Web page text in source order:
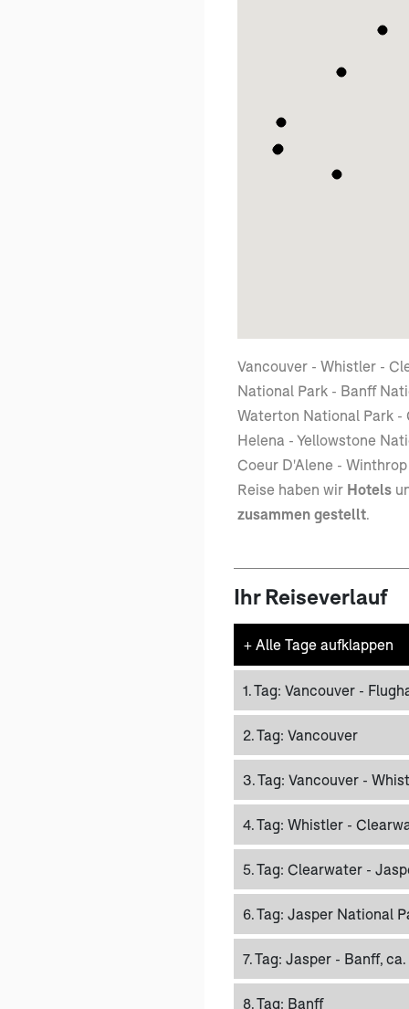
Vancouver - Whistler -
National Park - Banff
Waterton National Park -
Helena - Yellowstone
Coeur D'Alene -
Reise haben wir Hotels
zusammen gestellt
Ihr Reiseverlauf
+ Alle Tage aufklappen
1. Tag: Vancouver -
2. Tag: Vancouver
3. Tag: Vancouver -
4. Tag: Whistler -
5. Tag: Clearwater -
6. Tag: Jasper National
7. Tag: Jasper - Banff, ca.
8. Tag: Banff